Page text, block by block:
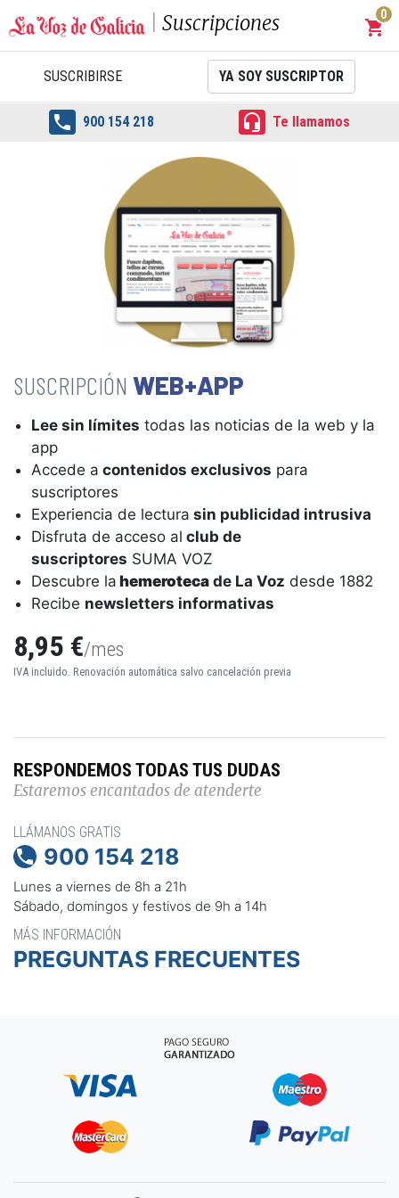
Suscripciones shopping_cart
0
SUSCRIBIRSE YA SOY SUSCRIPTOR
 900 154 218  Te llamamos
WEB+APP
Lee sin límites todas las noticias de la web y la
app
Accede a contenidos exclusivos para
suscriptores
Experiencia de lectura sin publicidad intrusiva
Disfruta de acceso al club de
suscriptores SUMA VOZ
Descubre la hemeroteca de La Voz desde 1882
Recibe newsletters informativas
8,95 €/mes
IVA incluido. Renovación automática salvo cancelación previa
RESPONDEMOS TODAS TUS DUDAS
Estaremos encantados de atenderte
LLÁMANOS GRATIS
 900 154 218
Lunes a viernes de 8h a 21h
Sábado, domingos y festivos de 9h a 14h
MÁS INFORMACIÓN
PREGUNTAS FRECUENTES